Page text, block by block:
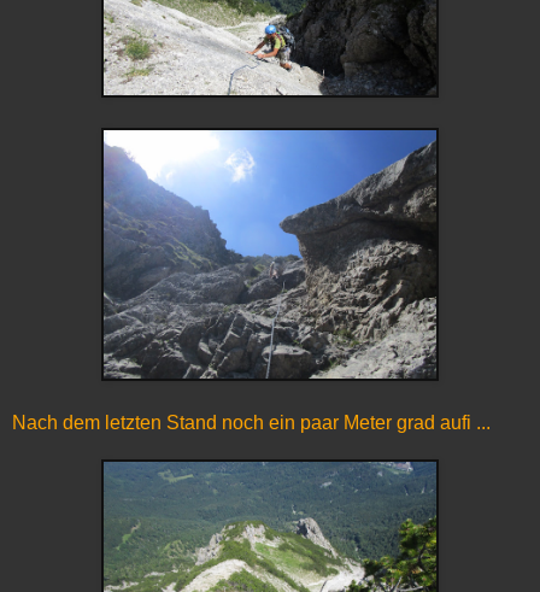
Nach dem letzten Stand noch ein paar Meter grad aufi ...